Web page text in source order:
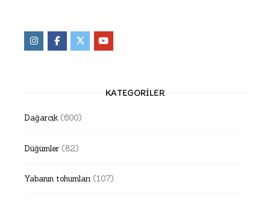
KATEGORILER
Dağarcık (600)
Düğümler (82)
Yabanın tohumları (107)